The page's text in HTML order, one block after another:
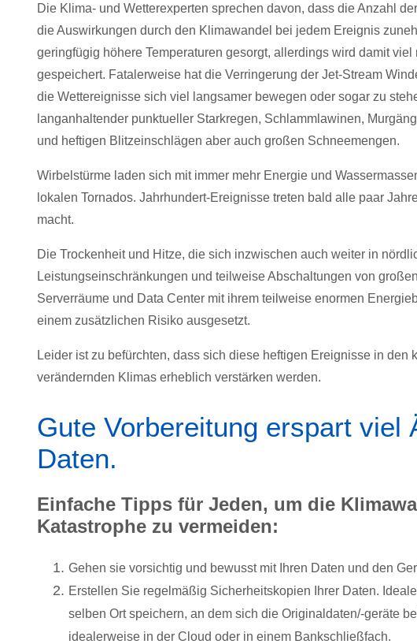
Die Klima- und Wetterexperten sprechen davon, dass die Anzahl
die Auswirkungen durch den Klimawandel bei jedem Ereignis
geringfügig höhere Temperaturen gesorgt, allerdings wird damit
gespeichert. Fatalerweise hat die Verringerung der Jet-Stream
die Wettereignisse sich viel langsamer bewegen oder sogar zu
langanhaltender punktueller Starkregen, Schlammlawinen,
und heftigen Blitzeinschlägen aber auch großen Schneemengen.
Wirbelstürme laden sich mit immer mehr Energie und
lokalen Tornados. Jahrhundert-Ereignisse treten bald alle paar
macht.
Die Trockenheit und Hitze, die sich inzwischen auch weiter in
Leistungseinschränkungen und teilweise Abschaltungen von
Serverräume und Data Center mit ihrem teilweise enormen
einem zusätzlichen Risiko ausgesetzt.
Leider ist zu befürchten, dass sich diese heftigen Ereignisse in
verändernden Klimas erheblich verstärken werden.
Gute Vorbereitung erspart viel
Daten.
Einfache Tipps für Jeden, um die
Katastrophe zu vermeiden:
Gehen sie vorsichtig und bewusst mit Ihren Daten und den
Erstellen Sie regelmäßig Sicherheitskopien Ihrer Daten.
selben Ort speichern, an dem sich die Originaldaten/-geräte
idealerweise in der Cloud oder in einem Bankschließfach.